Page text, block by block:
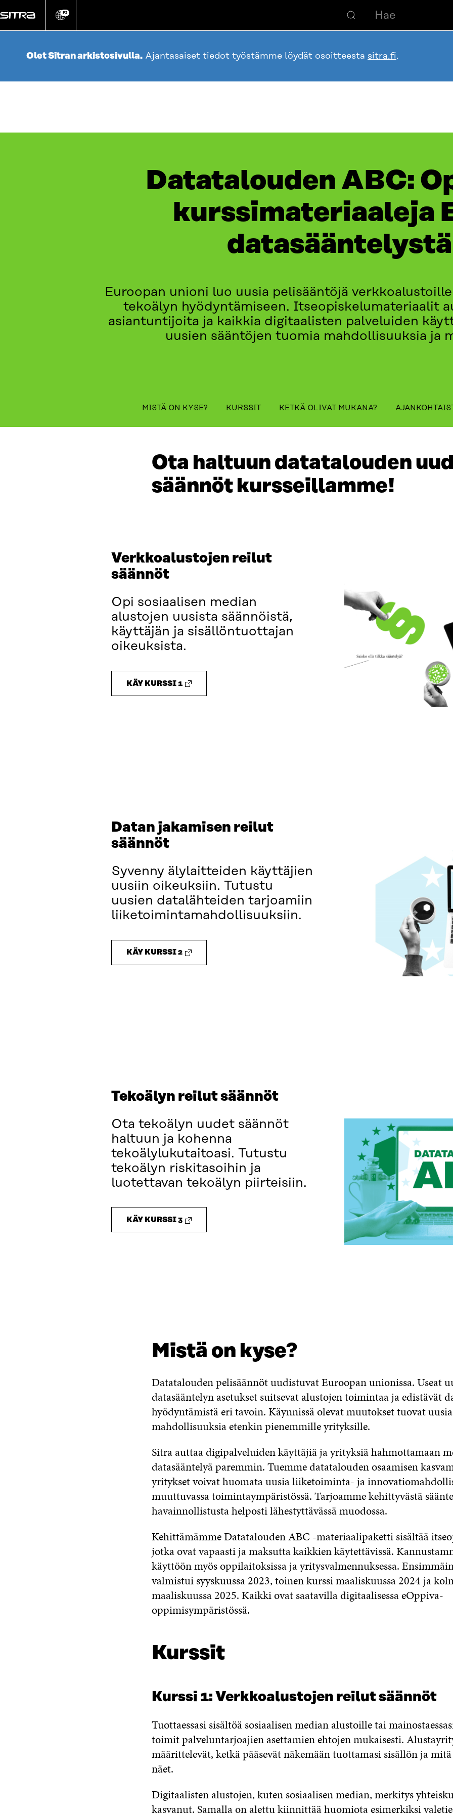
suoraan
Vaihda
kieli
FI
Olet Sitran arkistosivulla. Ajantasaiset tiedot työstämme löydät osoitteesta sitra.fi.
​​Datatalouden ABC​:
kurssimateriaaleja
datasääntelystä
Euroopan unioni luo uusia pelisääntöjä
tekoälyn hyödyntämiseen. Itseopiskelumateriaalit
asiantuntijoita ja kaikkia digitaalisten palveluiden
uusien sääntöjen tuomia mahdollisuuksia ja
table_of_contents
MISTÄ ON KYSE? KURSSIT KETKÄ OLIVAT MUKANA?
Ota haltuun datatalouden
säännöt kursseillamme!
Verkkoalustojen reilut
säännöt
Opi sosiaalisen median
alustojen uusista säännöistä,
käyttäjän ja sisällöntuottajan
oikeuksista.
KÄY KURSSI 1
Datan jakamisen reilut
säännöt
Syvenny älylaitteiden käyttäjien
uusiin oikeuksiin. Tutustu
uusien datalähteiden tarjoamiin
liiketoimintamahdollisuuksiin.
KÄY KURSSI 2
Tekoälyn reilut säännöt
Ota tekoälyn uudet säännöt
haltuun ja kohenna
tekoälylukutaitoasi. Tutustu
tekoälyn riskitasoihin ja
luotettavan tekoälyn piirteisiin.
KÄY KURSSI 3
Mistä on kyse?
Datatalouden pelisäännöt uudistuvat Euroopan unionissa. Useat
datasääntelyn asetukset suitsevat alustojen toimintaa ja edistävät
hyödyntämistä eri tavoin. Käynnissä olevat muutokset tuovat uusia
mahdollisuuksia etenkin pienemmille yrityksille.
Sitra auttaa digipalveluiden käyttäjiä ja yrityksiä hahmottamaan
datasääntelyä paremmin. Tuemme datatalouden osaamisen
yritykset voivat huomata uusia liiketoiminta- ja
muuttuvassa toimintaympäristössä. Tarjoamme kehittyvästä
havainnollistusta helposti lähestyttävässä muodossa.
Kehittämämme Datatalouden ABC -materiaalipaketti sisältää
jotka ovat vapaasti ja maksutta kaikkien käytettävissä.
käyttöön myös oppilaitoksissa ja yritysvalmennuksessa.
valmistui syyskuussa 2023, toinen kurssi maaliskuussa 2024 ja
maaliskuussa 2025. Kaikki ovat saatavilla digitaalisessa eOppiva-
oppimisympäristössä.
Kurssit
Kurssi 1: Verkkoalustojen reilut säännöt
Tuottaessasi sisältöä sosiaalisen median alustoille tai
toimit palveluntarjoajien asettamien ehtojen mukaisesti.
määrittelevät, ketkä pääsevät näkemään tuottamasi sisällön ja
näet.
Digitaalisten alustojen, kuten sosiaalisen median, merkitys
kasvanut. Samalla on alettu kiinnittää huomiota esimerkiksi